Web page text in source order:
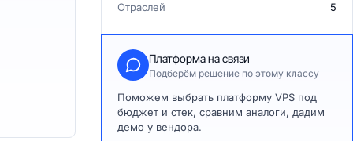
Отраслей
5
Платформа на связи
Подберём решение по этому классу
Поможем выбрать платформу VPS под
бюджет и стек, сравним аналоги, дадим
демо у вендора.